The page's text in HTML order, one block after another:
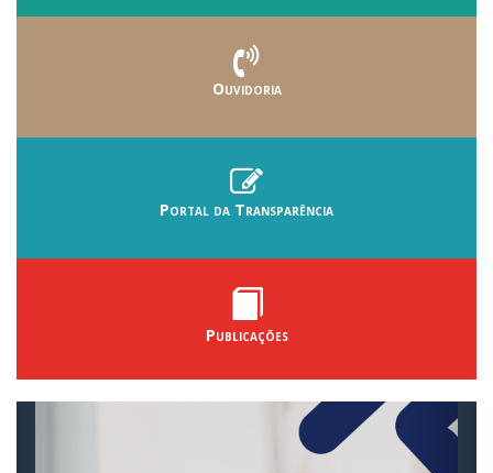
Ouvidoria
Portal da Transparência
Publicações